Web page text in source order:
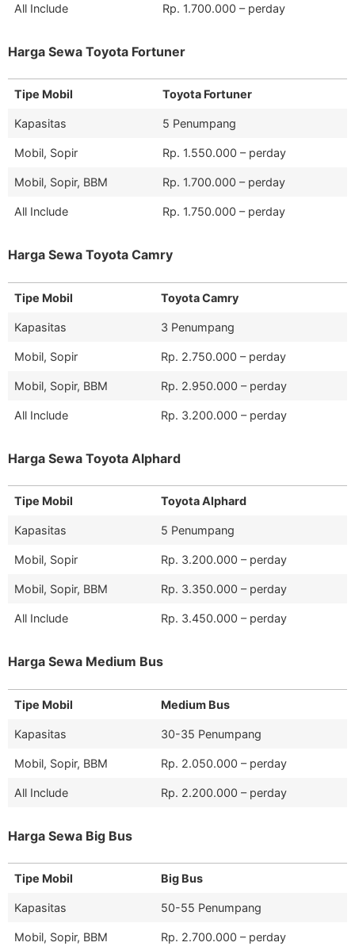
All Include Rp. 1.700.000 – perday
Harga Sewa Toyota Fortuner
Tipe Mobil Toyota Fortuner
Kapasitas 5 Penumpang
Mobil, Sopir Rp. 1.550.000 – perday
Mobil, Sopir, BBM Rp. 1.700.000 – perday
All Include Rp. 1.750.000 – perday
Harga Sewa Toyota Camry
Tipe Mobil Toyota Camry
Kapasitas 3 Penumpang
Mobil, Sopir Rp. 2.750.000 – perday
Mobil, Sopir, BBM Rp. 2.950.000 – perday
All Include Rp. 3.200.000 – perday
Harga Sewa Toyota Alphard
Tipe Mobil Toyota Alphard
Kapasitas 5 Penumpang
Mobil, Sopir Rp. 3.200.000 – perday
Mobil, Sopir, BBM Rp. 3.350.000 – perday
All Include Rp. 3.450.000 – perday
Harga Sewa Medium Bus
Tipe Mobil Medium Bus
Kapasitas 30-35 Penumpang
Mobil, Sopir, BBM Rp. 2.050.000 – perday
All Include Rp. 2.200.000 – perday
Harga Sewa Big Bus
Tipe Mobil Big Bus
Kapasitas 50-55 Penumpang
Mobil, Sopir, BBM Rp. 2.700.000 – perday